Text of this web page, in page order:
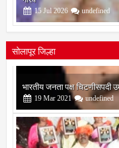
गौरव
15 Jul 2026
सोलापूर जिल्हा